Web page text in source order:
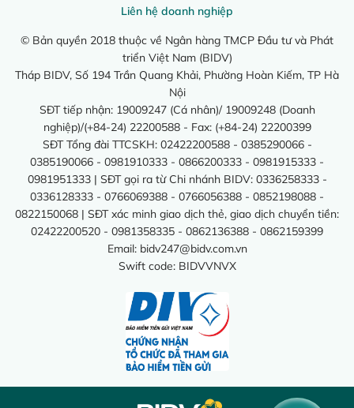
Liên hệ doanh nghiệp
© Bản quyền 2018 thuộc về Ngân hàng TMCP Đầu tư và Phát
triển Việt Nam (BIDV)
Tháp BIDV, Số 194 Trần Quang Khải, Phường Hoàn Kiếm, TP Hà
Nội
SĐT tiếp nhận: 19009247 (Cá nhân)/ 19009248 (Doanh
nghiệp)/(+84-24) 22200588 - Fax: (+84-24) 22200399
SĐT Tổng đài TTCSKH: 02422200588 - 0385290066 -
0385190066 - 0981910333 - 0866200333 - 0981915333 -
0981951333 | SĐT gọi ra từ Chi nhánh BIDV: 0336258333 -
0336128333 - 0766069388 - 0766056388 - 0852198088 -
0822150068 | SĐT xác minh giao dịch thẻ, giao dịch chuyển tiền:
02422200520 - 0981358335 - 0862136388 - 0862159399
Email: bidv247@bidv.com.vn
Swift code: BIDVVNVX